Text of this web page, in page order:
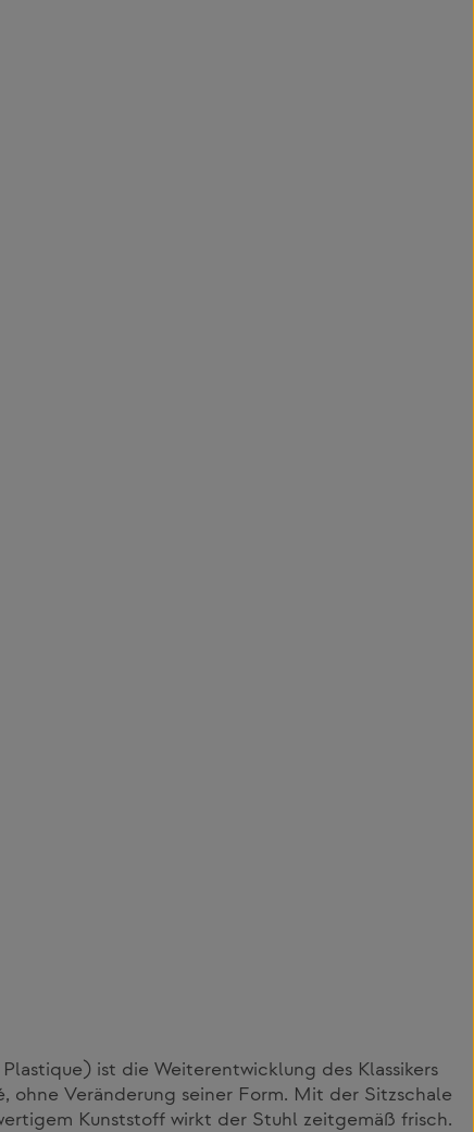
ist die Weiterentwicklung des Klassikers
ohne Veränderung seiner Form. Mit der Sitzschale
Kunststoff wirkt der Stuhl zeitgemäß frisch.